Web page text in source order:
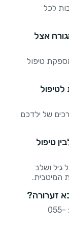
לכל
אצל
טיפול
של ילדכם
טיפול
גיל ושלב
המיטבית.
זערורה?
ניתן ליצור קשר עם ד"ר היבא זערורה בטלפון: 055-